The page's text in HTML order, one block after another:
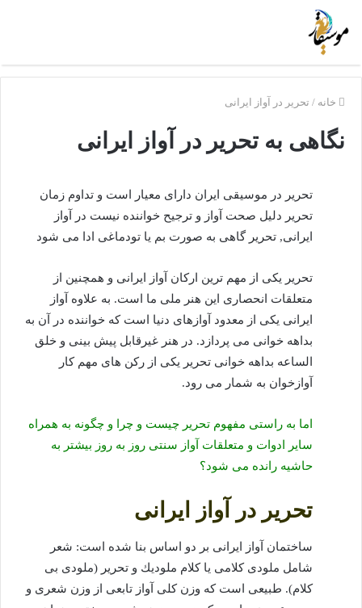
خانه / تحریر در آواز ایرانی
نگاهی به تحریر در آواز ایرانی
تحریر در موسیقی ایران دارای معیار است و تداوم زمان
تحریر دلیل صحت آواز و ترجیح خواننده نیست در آواز
ایرانی, تحریر گاهی به صورت بم یا تودماغی ادا می شود
تحریر یكی از مهم ترین اركان آواز ایرانی و همچنین از
متعلقات انحصاری این هنر ملی ما است. به علاوه آواز
ایرانی یكی از معدود آوازهای دنیا است كه خواننده در آن به
بداهه خوانی می پردازد. در هنر غیرقابل پیش بینی و خلق
الساعه بداهه خوانی تحریر یكی از ركن های مهم كار
آوازخوان به شمار می رود.
اما به راستی مفهوم تحریر چیست و چرا و چگونه به همراه
سایر ادوات و متعلقات آواز سنتی روز به روز بیشتر به
حاشیه رانده می شود؟
تحریر در آواز ایرانی
ساختمان آواز ایرانی بر دو اساس بنا شده است: شعر
شامل ملودی كلامی یا كلام ملودیك و تحریر (ملودی بی
كلام). طبیعی است كه وزن كلی آواز تابعی از وزن شعری و